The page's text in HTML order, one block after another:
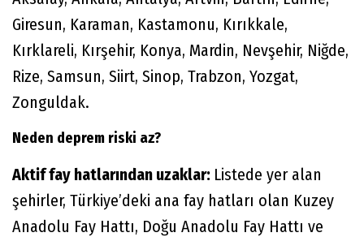
Giresun, Karaman, Kastamonu, Kırıkkale,
Kırklareli, Kırşehir, Konya, Mardin, Nevşehir, Niğde,
Rize, Samsun, Siirt, Sinop, Trabzon, Yozgat,
Zonguldak.
Neden deprem riski az?
Aktif fay hatlarından uzaklar: Listede yer alan
şehirler, Türkiye’deki ana fay hatları olan Kuzey
Anadolu Fay Hattı, Doğu Anadolu Fay Hattı ve